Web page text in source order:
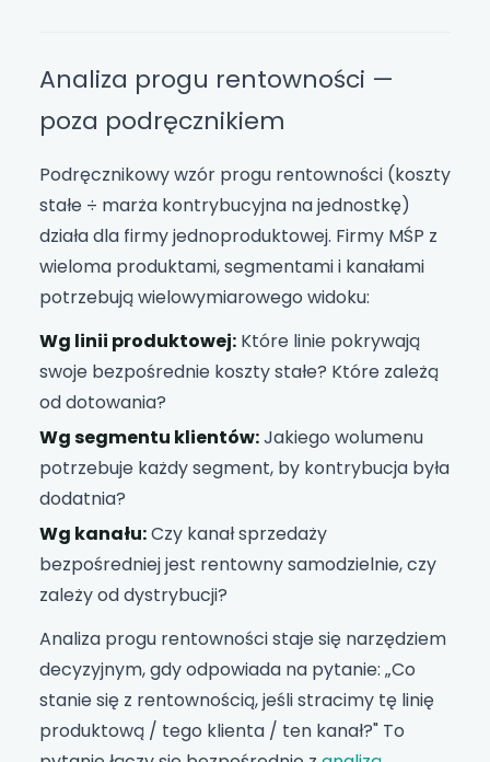
Analiza progu rentowności —
poza podręcznikiem
Podręcznikowy wzór progu rentowności (koszty
stałe ÷ marża kontrybucyjna na jednostkę)
działa dla firmy jednoproduktowej. Firmy MŚP z
wieloma produktami, segmentami i kanałami
potrzebują wielowymiarowego widoku:
Wg linii produktowej: Które linie pokrywają
swoje bezpośrednie koszty stałe? Które zależą
od dotowania?
Wg segmentu klientów:Jakiego wolumenu
potrzebuje każdy segment, by kontrybucja była
dodatnia?
Wg kanału:Czy kanał sprzedaży
bezpośredniej jest rentowny samodzielnie, czy
zależy od dystrybucji?
Analiza progu rentowności staje się narzędziem
decyzyjnym, gdy odpowiada na pytanie: „Co
stanie się z rentownością, jeśli stracimy tę linię
produktową / tego klienta / ten kanał?" To